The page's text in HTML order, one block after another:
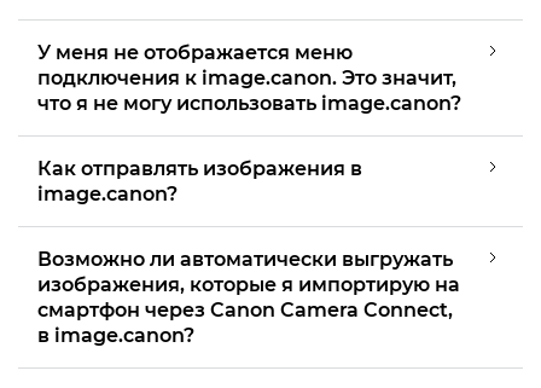
У меня не отображается меню
подключения к image.canon. Это значит,
что я не могу использовать image.canon?
Как отправлять изображения в
image.canon?
Возможно ли автоматически выгружать
изображения, которые я импортирую на
смартфон через Canon Camera Connect,
в image.canon?